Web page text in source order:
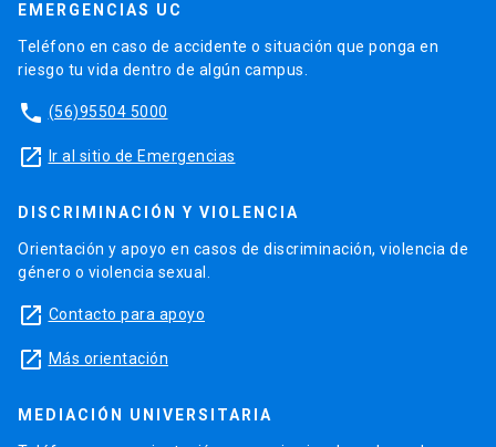
EMERGENCIAS UC
Teléfono en caso de accidente o situación que ponga en
riesgo tu vida dentro de algún campus.
phone (56)95504 5000
launch Ir al sitio de Emergencias
DISCRIMINACIÓN Y VIOLENCIA
Orientación y apoyo en casos de discriminación, violencia de
género o violencia sexual.
launch Contacto para apoyo
launch Más orientación
MEDIACIÓN UNIVERSITARIA